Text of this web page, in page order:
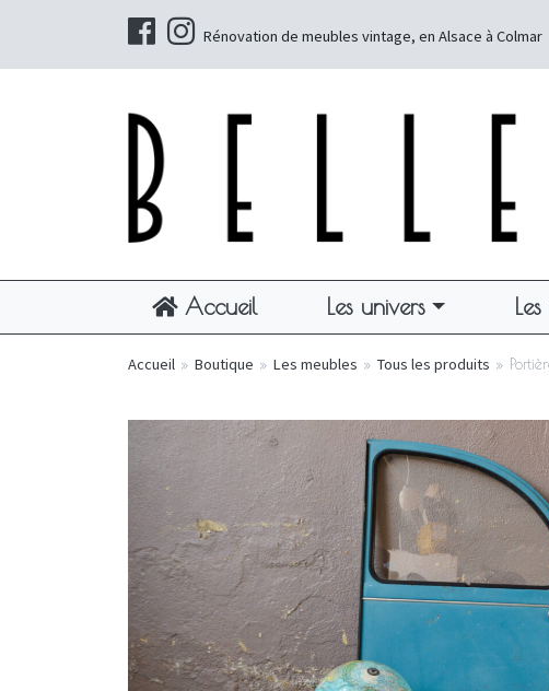
Rénovation de meubles vintage, en Alsace à Colmar
Accueil Les univers
Accueil » Boutique » Les meubles » Tous les produits »